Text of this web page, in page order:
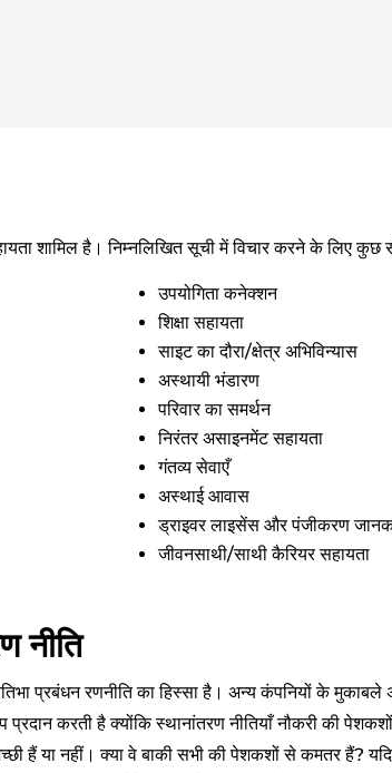
शामिल है। निम्नलिखित सूची में विचार करने के लिए कुछ
उपयोगिता कनेक्शन
शिक्षा सहायता
साइट का दौरा/क्षेत्र अभिविन्यास
अस्थायी भंडारण
परिवार का समर्थन
निरंतर असाइनमेंट सहायता
गंतव्य सेवाएँ
अस्थाई आवास
ड्राइवर लाइसेंस और पंजीकरण
जीवनसाथी/साथी कैरियर सहायता
नीति
प्रबंधन रणनीति का हिस्सा है। अन्य कंपनियों के मुकाबले
करती है क्योंकि स्थानांतरण नीतियाँ नौकरी की
हैं या नहीं। क्या वे बाकी सभी की पेशकशों से कमतर हैं?